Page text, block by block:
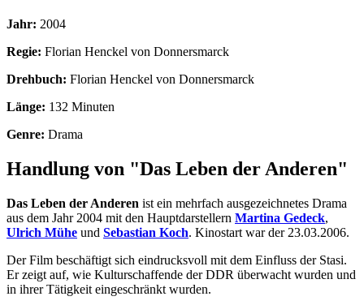
Jahr: 2004
Regie: Florian Henckel von Donnersmarck
Drehbuch: Florian Henckel von Donnersmarck
Länge: 132 Minuten
Genre: Drama
Handlung von "Das Leben der Anderen"
Das Leben der Anderen ist ein mehrfach ausgezeichnetes Drama
aus dem Jahr 2004 mit den Hauptdarstellern Martina Gedeck,
Ulrich Mühe und Sebastian Koch. Kinostart war der 23.03.2006.
Der Film beschäftigt sich eindrucksvoll mit dem Einfluss der Stasi.
Er zeigt auf, wie Kulturschaffende der DDR überwacht wurden und
in ihrer Tätigkeit eingeschränkt wurden.